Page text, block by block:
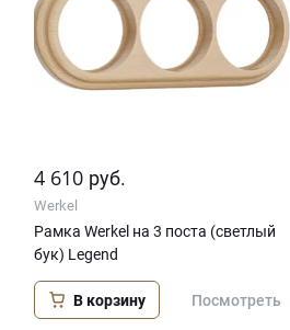
4 610 руб.
Werkel
Рамка Werkel на 3 поста (светлый
бук) Legend
В корзину Посмотреть